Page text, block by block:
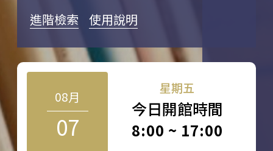
進階檢索 使用說明
08月
07
星期五
今日開館時間
8:00 ~ 17:00